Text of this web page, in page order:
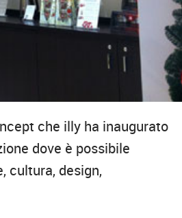
che illy ha inaugurato
dove è possibile
cultura, design,